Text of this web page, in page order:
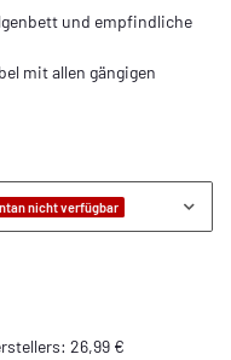
und empfindliche
mit allen gängigen
nicht verfügbar
: 26,99 €